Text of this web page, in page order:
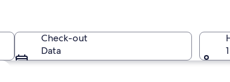
Check-out
Data